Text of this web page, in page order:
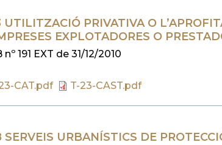
UTILITZACIÓ PRIVATIVA O
EXPLOTADORES O
nº 191 EXT de 31/12/2010
CAT.pdf T-23-CAST.pdf
SERVEIS URBANÍSTICS DE